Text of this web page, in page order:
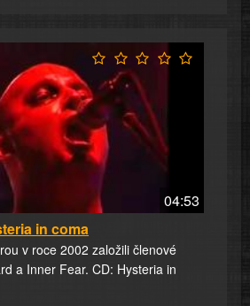
04:53
in coma
v roce 2002 založili členové
a Inner Fear. CD: Hysteria in